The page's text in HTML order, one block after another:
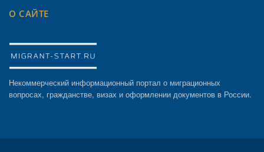
О САЙТЕ
Некоммерческий информационный портал о миграционных
вопросах, гражданстве, визах и оформлении документов в России.